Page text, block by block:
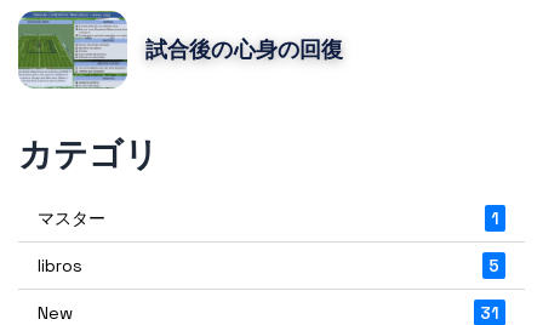
試合後の心身の回復
カテゴリ
マスター 1
libros 5
New 31